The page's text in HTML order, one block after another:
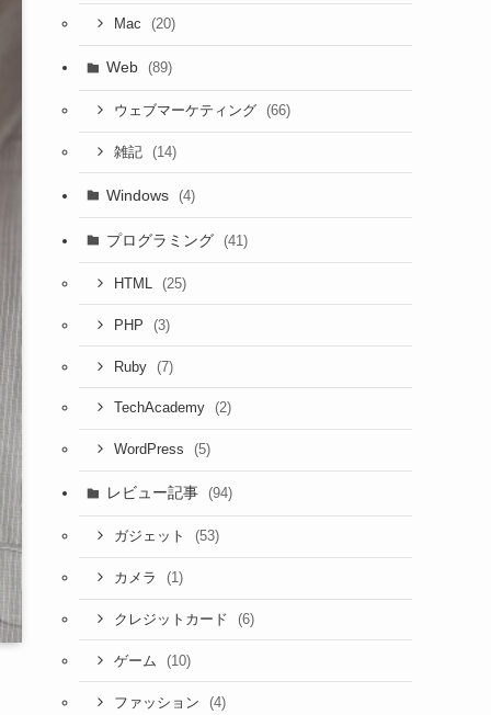
Mac (20)
Web (89)
ウェブマーケティング (66)
雑記 (14)
Windows (4)
プログラミング (41)
HTML (25)
PHP (3)
Ruby (7)
TechAcademy (2)
WordPress (5)
レビュー記事 (94)
ガジェット (53)
カメラ (1)
クレジットカード (6)
ゲーム (10)
ファッション (4)